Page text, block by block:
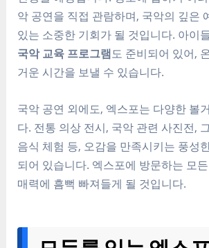
악 공연을 직접 관람하며, 국악의 깊은
있는 소중한 기회가 될 것입니다. 아이
국악 교육 프로그램도 준비되어 있어,
거운 시간을 보낼 수 있습니다.
국악 공연 외에도, 엑스포는 다양한 볼
다. 전통 의상 전시, 국악 관련 사진전,
음식 체험 등, 오감을 만족시키는 풍성
되어 있습니다. 엑스포에 방문하는 모
매력에 흠뻑 빠져들게 될 것입니다.